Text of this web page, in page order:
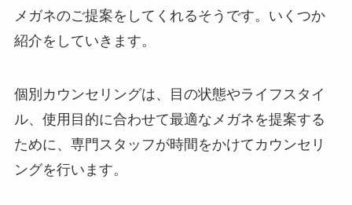
メガネのご提案をしてくれるそうです。いくつか
紹介をしていきます。
個別カウンセリングは、目の状態やライフスタイ
ル、使用目的に合わせて最適なメガネを提案する
ために、専門スタッフが時間をかけてカウンセリ
ングを行います。